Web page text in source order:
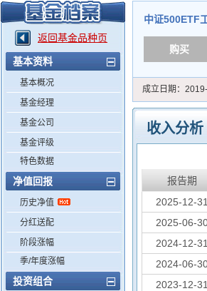
添富优势 华安宏利 上证180价值ETF
返回基金品种页
基本资料
基本概况
基金经理
基金公司
基金评级
特色数据
净值回报
历史净值
分红送配
阶段涨幅
季/年度涨幅
投资组合
中证500ETF
购买
成立日期：
收入分析
报告期
2025-12-31
2025-06-
2024-12-31
2024-06-
2023-12-31